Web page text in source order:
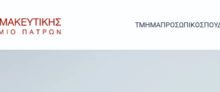
TMHMAΠΡΟΣΩΠΙΚΟ